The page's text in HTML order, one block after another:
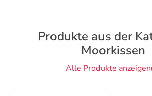
Produkte aus der
Moorkissen
Alle Produkte anzeigen